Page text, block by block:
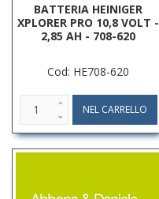
BATTERIA HEINIGER
XPLORER PRO 10,8 VOLT -
2,85 AH - 708-620
Cod: HE708-620